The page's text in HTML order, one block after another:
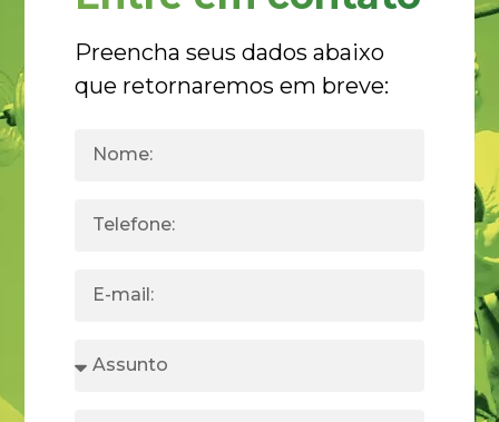
Preencha seus dados abaixo
que retornaremos em breve: